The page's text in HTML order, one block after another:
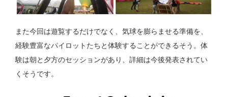
また今回は遊覧するだけでなく、気球を膨らませる準備を、
経験豊富なパイロットたちと体験することができるそう。体
験は朝と夕方のセッションがあり、詳細は今後発表されてい
くそうです。